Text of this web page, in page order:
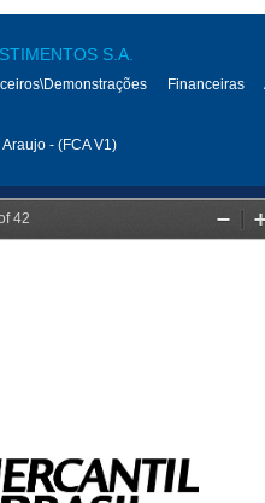
S.A.
Financeiras
- (FCA V1)